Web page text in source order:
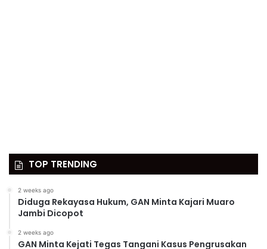
TOP TRENDING
2 weeks ago
Diduga Rekayasa Hukum, GAN Minta Kajari Muaro
Jambi Dicopot
2 weeks ago
GAN Minta Kejati Tegas Tangani Kasus Pengrusakan